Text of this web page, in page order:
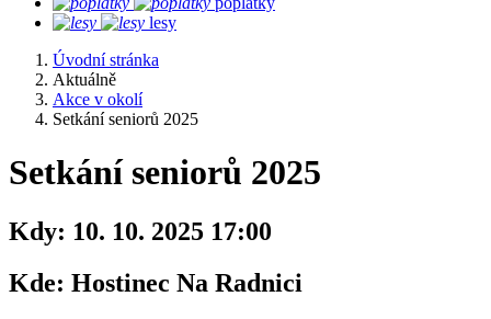
lesy
Úvodní stránka
Aktuálně
Akce v okolí
Setkání seniorů 2025
Setkání seniorů 2025
Kdy: 10. 10. 2025 17:00
Kde: Hostinec Na Radnici